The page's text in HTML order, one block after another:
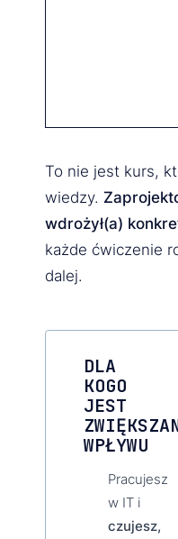
To nie jest kurs,
wiedzy.
wdrożył(a)
każde ćwiczenie
dalej.
DLA
KOGO
JEST
WPŁYWU
Pracujesz
w IT i
czujesz,